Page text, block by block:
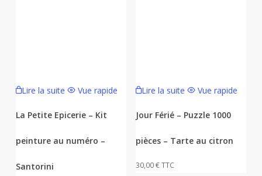
Lire la suite Vue rapide
La Petite Epicerie – Kit
peinture au numéro –
Santorini
Lire la suite Vue rapide
Jour Férié – Puzzle 1000
pièces – Tarte au citron
30,00€TTC